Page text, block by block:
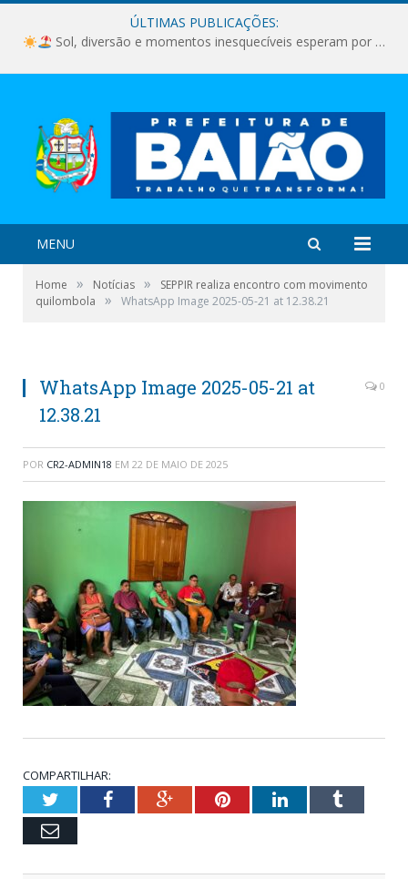
ÚLTIMAS PUBLICAÇÕES:
Sol, diversão e momentos inesquecíveis esperam por você!
MENU
Home » Notícias »
SEPPIR realiza encontro com movimento
quilombola
» WhatsApp Image 2025-05-21 at 12.38.21
WhatsApp Image 2025-05-21 at
12.38.21
0
POR CR2-ADMIN18 EM 22 DE MAIO DE 2025
COMPARTILHAR:
TwitterFacebookGoogle+PinterestLinkedInTumblr
Email